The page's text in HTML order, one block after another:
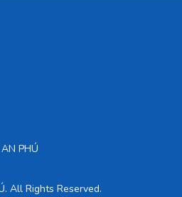
PHÚ
All Rights Reserved.